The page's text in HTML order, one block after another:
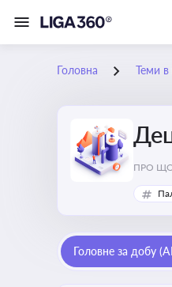
Головна Теми в
ПРО
Головне за добу